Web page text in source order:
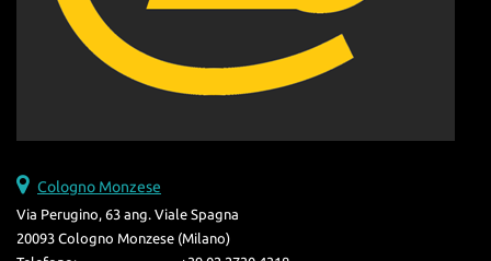
Cologno Monzese
Via Perugino, 63 ang. Viale Spagna
20093 Cologno Monzese (Milano)